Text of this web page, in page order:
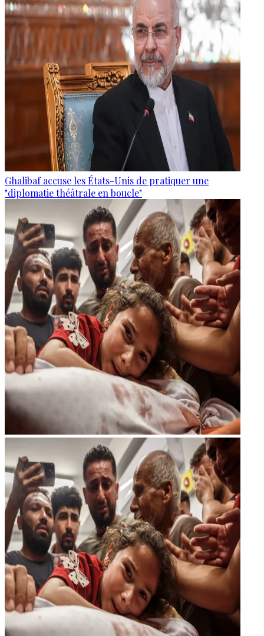
Ghalibaf accuse les États-Unis de pratiquer une
"diplomatie théâtrale en boucle"